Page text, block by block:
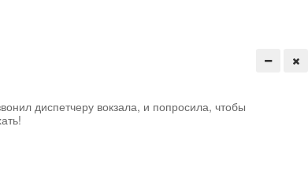
диспетчеру вокзала, и попросила, чтобы